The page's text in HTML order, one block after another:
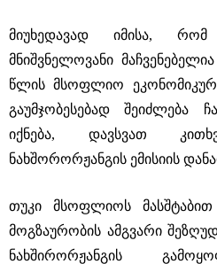
მიუხედავად იმისა,
მნიშვნელოვანი
წლის მსოფლიო
გაუმჯობესებად შეიძლება
იქნება, დავსვათ
ნახშორორჟანგის ემისიის
თუკი მსოფლიოს
მოგზაურობის ამგვარი
ნახშირორჟანგის